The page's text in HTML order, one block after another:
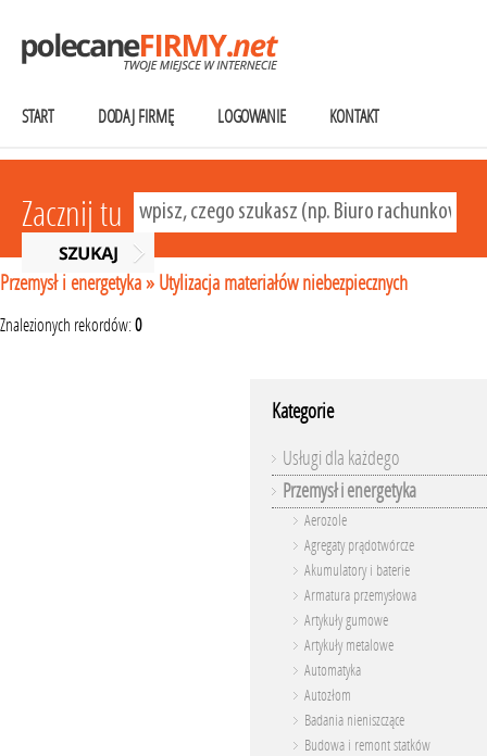
START DODAJ FIRMĘ LOGOWANIE KONTAKT
Zacznij tu
Przemysł i energetyka» Utylizacja materiałów niebezpiecznych
Znalezionych rekordów:0
Kategorie
Usługi dla każdego
Przemysł i energetyka
Aerozole
Agregaty prądotwórcze
Akumulatory i baterie
Armatura przemysłowa
Artykuły gumowe
Artykuły metalowe
Automatyka
Autozłom
Badania nieniszczące
Budowa i remont statków